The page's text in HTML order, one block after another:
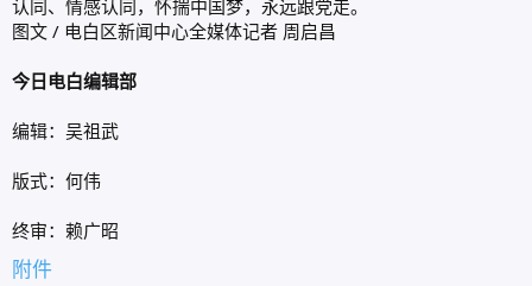
认同、情感认同，怀揣中国梦，永远跟党走。
图文 / 电白区新闻中心全媒体记者 周启昌
今日电白编辑部
编辑：吴祖武
版式：何伟
终审：赖广昭​
附件